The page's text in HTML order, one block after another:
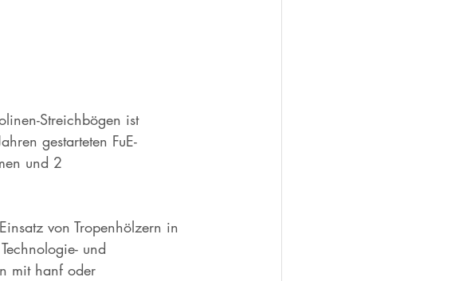
Streichbögen ist
gestarteten FuE-
und 2
von Tropenhölzern in
und
mit hanf oder